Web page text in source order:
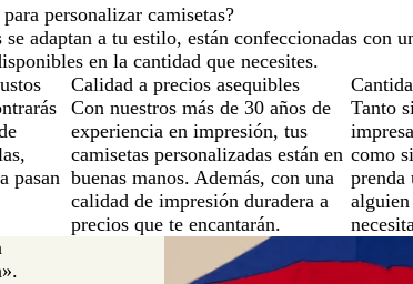
personalizar camisetas?
se adaptan a tu estilo, están confeccionadas con
en la cantidad que necesites.
pasan
Calidad a precios asequibles
Con nuestros más de 30 años de
experiencia en impresión, tus
camisetas personalizadas están en
buenas manos. Además, con una
calidad de impresión duradera a
precios que te encantarán.
Tanto
como
prenda